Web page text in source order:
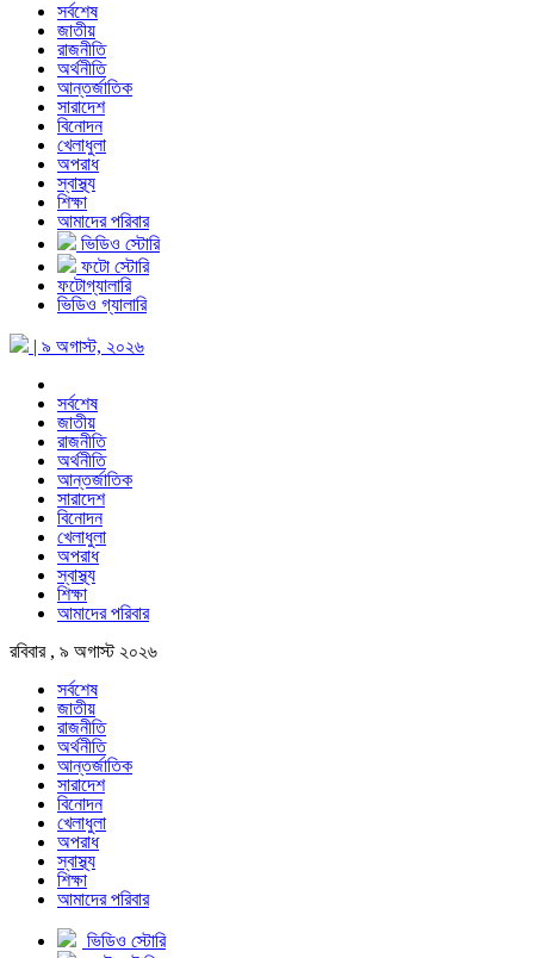
সর্বশেষ
জাতীয়
রাজনীতি
অর্থনীতি
আন্তর্জাতিক
সারাদেশ
বিনোদন
খেলাধুলা
অপরাধ
স্বাস্থ্য
শিক্ষা
আমাদের পরিবার
ভিডিও স্টোরি
ফটো স্টোরি
ফটোগ্যালারি
ভিডিও গ্যালারি
| ৯ অগাস্ট, ২০২৬
সর্বশেষ
জাতীয়
রাজনীতি
অর্থনীতি
আন্তর্জাতিক
সারাদেশ
বিনোদন
খেলাধুলা
অপরাধ
স্বাস্থ্য
শিক্ষা
আমাদের পরিবার
রবিবার , ৯ অগাস্ট ২০২৬
সর্বশেষ
জাতীয়
রাজনীতি
অর্থনীতি
আন্তর্জাতিক
সারাদেশ
বিনোদন
খেলাধুলা
অপরাধ
স্বাস্থ্য
শিক্ষা
আমাদের পরিবার
ভিডিও স্টোরি